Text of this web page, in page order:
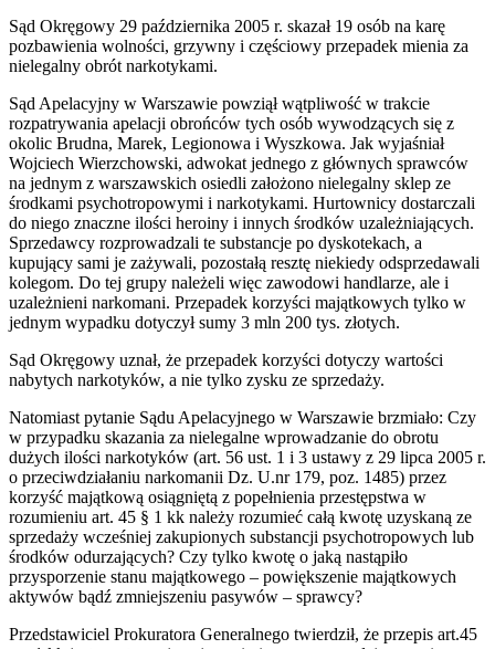
Sąd Okręgowy 29 października 2005 r. skazał 19 osób na karę
pozbawienia wolności, grzywny i częściowy przepadek mienia za
nielegalny obrót narkotykami.
Sąd Apelacyjny w Warszawie powziął wątpliwość w trakcie
rozpatrywania apelacji obrońców tych osób wywodzących się z
okolic Brudna, Marek, Legionowa i Wyszkowa. Jak wyjaśniał
Wojciech Wierzchowski, adwokat jednego z głównych sprawców
na jednym z warszawskich osiedli założono nielegalny sklep ze
środkami psychotropowymi i narkotykami. Hurtownicy dostarczali
do niego znaczne ilości heroiny i innych środków uzależniających.
Sprzedawcy rozprowadzali te substancje po dyskotekach, a
kupujący sami je zażywali, pozostałą resztę niekiedy odsprzedawali
kolegom. Do tej grupy należeli więc zawodowi handlarze, ale i
uzależnieni narkomani. Przepadek korzyści majątkowych tylko w
jednym wypadku dotyczył sumy 3 mln 200 tys. złotych.
Sąd Okręgowy uznał, że przepadek korzyści dotyczy wartości
nabytych narkotyków, a nie tylko zysku ze sprzedaży.
Natomiast pytanie Sądu Apelacyjnego w Warszawie brzmiało: Czy
w przypadku skazania za nielegalne wprowadzanie do obrotu
dużych ilości narkotyków (art. 56 ust. 1 i 3 ustawy z 29 lipca 2005 r.
o przeciwdziałaniu narkomanii Dz. U.nr 179, poz. 1485) przez
korzyść majątkową osiągniętą z popełnienia przestępstwa w
rozumieniu art. 45 § 1 kk należy rozumieć całą kwotę uzyskaną ze
sprzedaży wcześniej zakupionych substancji psychotropowych lub
środków odurzających? Czy tylko kwotę o jaką nastąpiło
przysporzenie stanu majątkowego – powiększenie majątkowych
aktywów bądź zmniejszeniu pasywów – sprawcy?
Przedstawiciel Prokuratora Generalnego twierdził, że przepis art.45